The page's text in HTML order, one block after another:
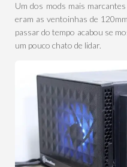
Um dos mods mais
eram as ventoinhas de
passar do tempo acabou se
um pouco chato de lidar.